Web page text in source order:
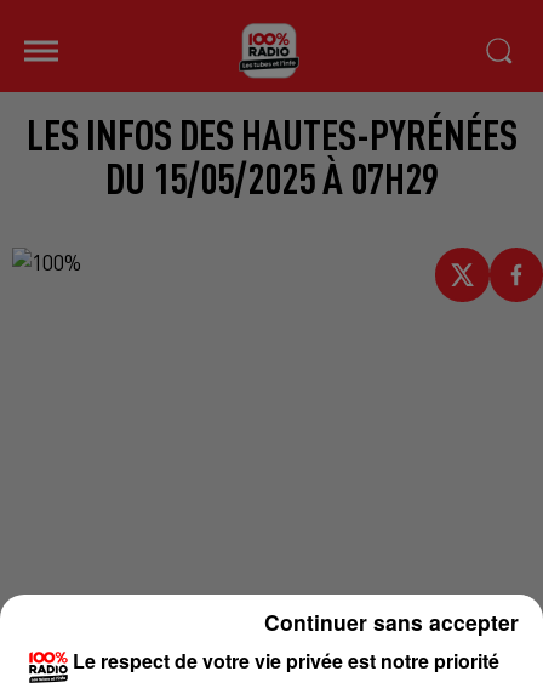
LES INFOS DES HAUTES-PYRÉNÉES
DU 15/05/2025 À 07H29
Le respect de votre vie privée est notre priorité
Continuer sans accepter